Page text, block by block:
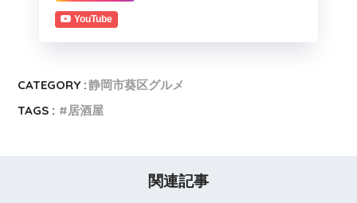
YouTube
CATEGORY :静岡市葵区グルメ
TAGS :
居酒屋
関連記事